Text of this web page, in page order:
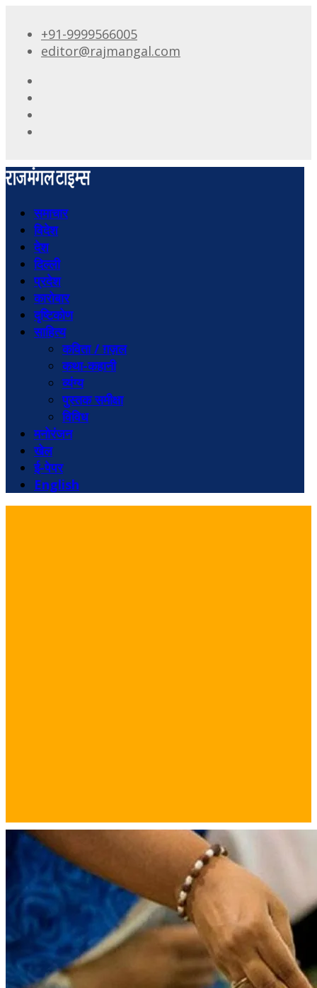
+91-9999566005
editor@rajmangal.com
समाचार
विदेश
देश
दिल्ली
प्रदेश
कारोबार
दृष्टिकोण
साहित्य
कविता / ग़ज़ल
कथा-कहानी
व्यंग्य
पुस्तक समीक्षा
विविध
मनोरंजन
खेल
ई-पेपर
English